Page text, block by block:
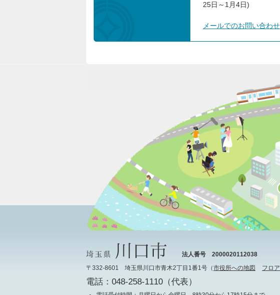
25日～1月4日)
メールでのお問い合わ
法人番号 2000020112038
〒332-8601 埼玉県川口市青木2丁目1番1号（市役所への地図 フロ
電話：048-258-1110（代表）